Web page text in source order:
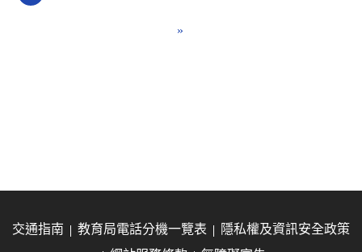
»
交通指南 教育局電話分機一覽表
隱私權及資訊安全政策